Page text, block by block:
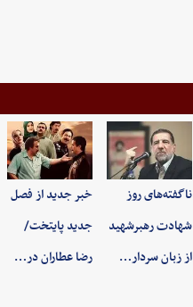
ناگفته‌های روز
شهادت رهبرشهید
از زبان سردار…
خبر جدید از فصل
جدید پایتخت/
رضا عطاران در…